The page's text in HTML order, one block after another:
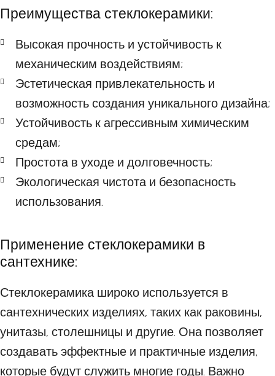
Преимущества стеклокерамики:
Высокая прочность и устойчивость к
механическим воздействиям;
Эстетическая привлекательность и
возможность создания уникального дизайна;
Устойчивость к агрессивным химическим
средам;
Простота в уходе и долговечность;
Экологическая чистота и безопасность
использования.
Применение стеклокерамики в
сантехнике:
Стеклокерамика широко используется в
сантехнических изделиях, таких как раковины,
унитазы, столешницы и другие. Она позволяет
создавать эффектные и практичные изделия,
которые будут служить многие годы. Важно